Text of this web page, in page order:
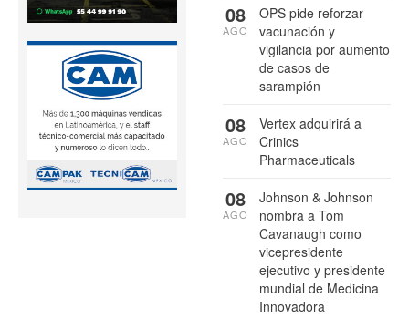
OPS pide reforzar
vacunación y
vigilancia por aumento
de casos de
sarampión
08
AGO
Vertex adquirirá a
Crinics
Pharmaceuticals
08
AGO
Johnson & Johnson
nombra a Tom
Cavanaugh como
vicepresidente
ejecutivo y presidente
mundial de Medicina
Innovadora
08
AGO